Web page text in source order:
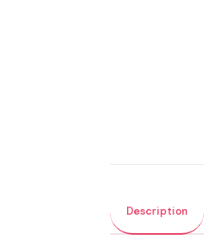
Description